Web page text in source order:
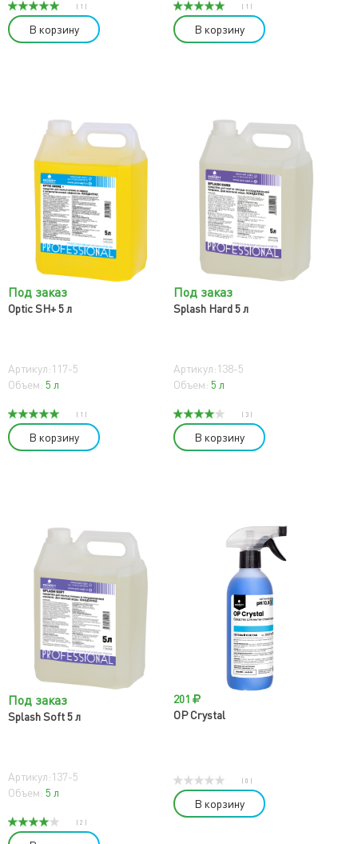
( 1 )
В корзину
( 1 )
В корзину
Под заказ
Optic SH+ 5 л
Артикул:117-5
Объем: 5 л
( 1 )
В корзину
Под заказ
Splash Hard 5 л
Артикул:138-5
Объем: 5 л
( 3 )
В корзину
Под заказ
Splash Soft 5 л
Артикул:137-5
Объем: 5 л
( 2 )
201
OP Crystal
( 0 )
В корзину